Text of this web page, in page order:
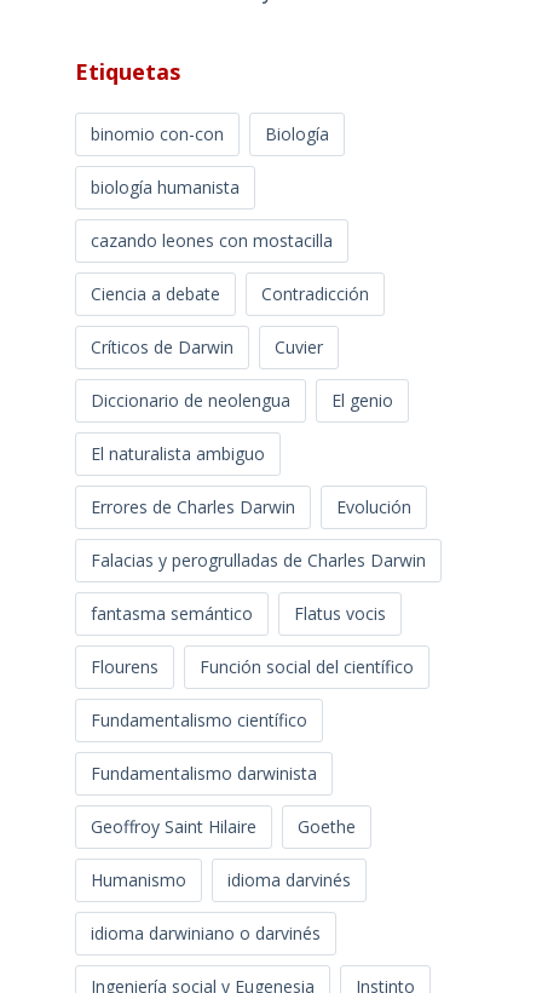
Etiquetas
binomio con-con Biología
biología humanista
cazando leones con mostacilla
Ciencia a debate Contradicción
Críticos de Darwin Cuvier
Diccionario de neolengua El genio
El naturalista ambiguo
Errores de Charles Darwin Evolución
Falacias y perogrulladas de Charles Darwin
fantasma semántico Flatus vocis
Flourens Función social del científico
Fundamentalismo científico
Fundamentalismo darwinista
Geoffroy Saint Hilaire Goethe
Humanismo idioma darvinés
idioma darwiniano o darvinés
Ingeniería social y Eugenesia Instinto